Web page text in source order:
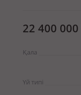
22 400 000
Қала
Үй типі